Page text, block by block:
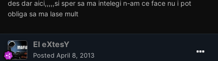
des dar aici,,,,,si sper sa ma intelegi n-am ce face nu i pot
obliga sa ma lase mult
El eXtesY
Posted April 8, 2013